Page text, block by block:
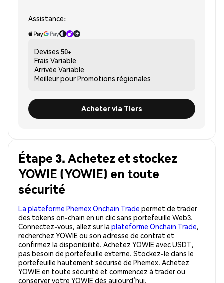
Assistance:
Devises 50+
Frais Variable
Arrivée Variable
Meilleur pourPromotions régionales
Acheter via Tiers
Étape 3. Achetez et stockez
YOWIE (YOWIE) en toute
sécurité
La plateforme Phemex Onchain Trade permet de trader
des tokens on-chain en un clic sans portefeuille Web3.
Connectez-vous, allez sur la plateforme Onchain Trade,
recherchez YOWIE ou son adresse de contrat et
confirmez la disponibilité. Achetez YOWIE avec USDT,
pas besoin de portefeuille externe. Stockez-le dans le
portefeuille hautement sécurisé de Phemex. Achetez
YOWIE en toute sécurité et commencez à trader ou
conserver votre YOWIE dès aujourd’hui.